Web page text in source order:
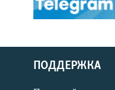
ПОДДЕРЖКА